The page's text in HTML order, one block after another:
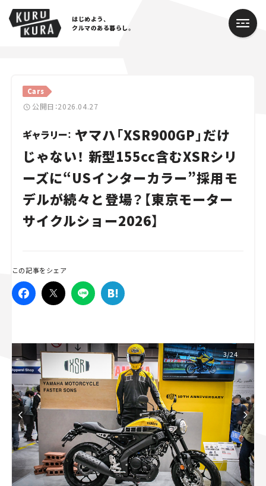
はじめよう、
クルマのある暮らし。
Cars
公開日：2026.04.27
ギャラリー： ヤマハ「XSR900GP」だけ
じゃない！ 新型155cc含むXSRシリ
ーズに“USインターカラー”採用モ
デルが続々と登場？【東京モーター
サイクルショー2026】
この記事をシェア
3/24
Cars
Lifestyle
Traffic
Special
Series
スズキ ジムニー｜Suzuki Jimny
マツダ｜Mazda
マツダ ロードスター｜Mazda Roadster